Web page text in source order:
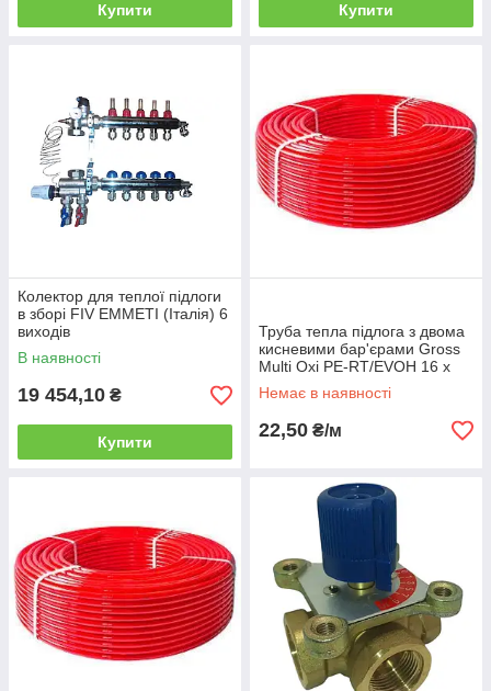
Купити Купити
Колектор для теплої підлоги
в зборі FIV EMMETI (Італія) 6
виходів
В наявності
19 454,10 ₴
Купити
Труба тепла підлога з двома
кисневими бар'єрами Gross
Multi Oxi PE-RT/EVOH 16 х
2.0 (Чехія)
Немає в наявності
22,50 ₴/м